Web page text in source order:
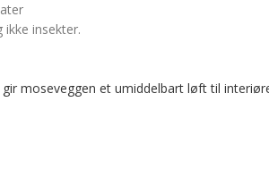
insekter.
moseveggen et umiddelbart løft til